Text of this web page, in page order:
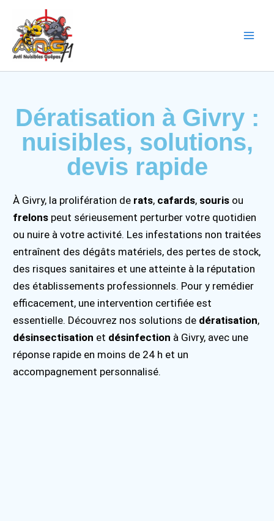
contenu
Dératisation à Givry :
nuisibles, solutions,
devis rapide
À Givry, la prolifération de rats, cafards, souris ou
frelons peut sérieusement perturber votre quotidien
ou nuire à votre activité. Les infestations non traitées
entraînent des dégâts matériels, des pertes de stock,
des risques sanitaires et une atteinte à la réputation
des établissements professionnels. Pour y remédier
efficacement, une intervention certifiée est
essentielle. Découvrez nos solutions de dératisation,
désinsectisation et désinfection à Givry, avec une
réponse rapide en moins de 24 h et un
accompagnement personnalisé.